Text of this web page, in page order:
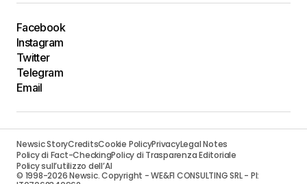
Facebook
Instagram
Twitter
Telegram
Email
Newsic StoryCreditsCookie PolicyPrivacyLegal Notes
Policy di Fact-CheckingPolicy di Trasparenza Editoriale
Policy sull’utilizzo dell’AI
© 1998-2026 Newsic. Copyright - WE&FI CONSULTING SRL - PI: